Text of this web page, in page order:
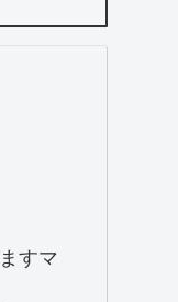
すマ